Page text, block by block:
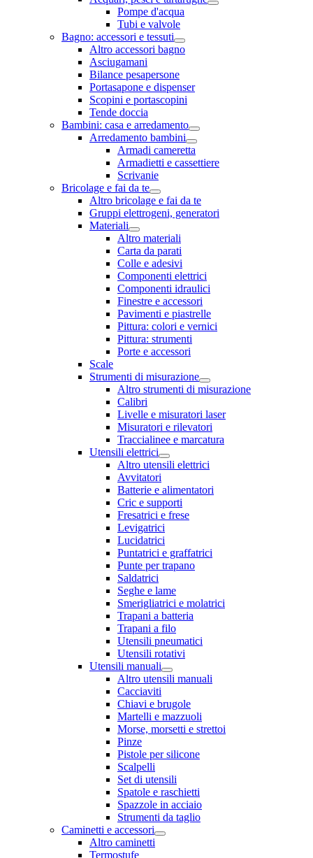
Pompe d'acqua
Tubi e valvole
Bagno: accessori e tessuti
Altro accessori bagno
Asciugamani
Bilance pesapersone
Portasapone e dispenser
Scopini e portascopini
Tende doccia
Bambini: casa e arredamento
Arredamento bambini
Armadi cameretta
Armadietti e cassettiere
Scrivanie
Bricolage e fai da te
Altro bricolage e fai da te
Gruppi elettrogeni, generatori
Materiali
Altro materiali
Carta da parati
Colle e adesivi
Componenti elettrici
Componenti idraulici
Finestre e accessori
Pavimenti e piastrelle
Pittura: colori e vernici
Pittura: strumenti
Porte e accessori
Scale
Strumenti di misurazione
Altro strumenti di misurazione
Calibri
Livelle e misuratori laser
Misuratori e rilevatori
Traccialinee e marcatura
Utensili elettrici
Altro utensili elettrici
Avvitatori
Batterie e alimentatori
Cric e supporti
Fresatrici e frese
Levigatrici
Lucidatrici
Puntatrici e graffatrici
Punte per trapano
Saldatrici
Seghe e lame
Smerigliatrici e molatrici
Trapani a batteria
Trapani a filo
Utensili pneumatici
Utensili rotativi
Utensili manuali
Altro utensili manuali
Cacciaviti
Chiavi e brugole
Martelli e mazzuoli
Morse, morsetti e strettoi
Pinze
Pistole per silicone
Scalpelli
Set di utensili
Spatole e raschietti
Spazzole in acciaio
Strumenti da taglio
Caminetti e accessori
Altro caminetti
Termostufe